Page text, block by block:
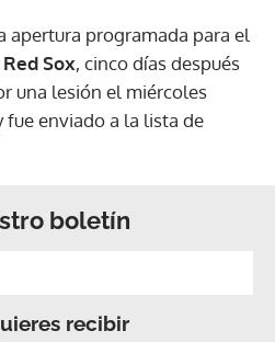
apertura programada para el
Sox, cinco días después
una lesión el miércoles
enviado a la lista de
boletín
recibir